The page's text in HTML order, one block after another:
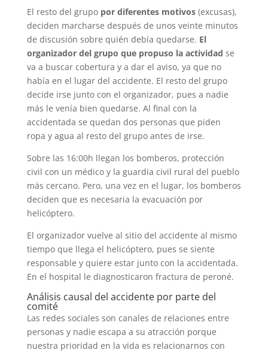
El resto del grupo por diferentes motivos(excusas),
deciden marcharse después de unos veinte minutos
de discusión sobre quién debía quedarse. El
organizador del grupo que propuso la actividad se
va a buscar cobertura y a dar el aviso, ya que no
había en el lugar del accidente. El resto del grupo
decide irse junto con el organizador, pues a nadie
más le venía bien quedarse. Al final con la
accidentada se quedan dos personas que piden
ropa y agua al resto del grupo antes de irse.
Sobre las 16:00h llegan los bomberos, protección
civil con un médico y la guardia civil rural del pueblo
más cercano. Pero, una vez en el lugar, los bomberos
deciden que es necesaria la evacuación por
helicóptero.
El organizador vuelve al sitio del accidente al mismo
tiempo que llega el helicóptero, pues se siente
responsable y quiere estar junto con la accidentada.
En el hospital le diagnosticaron fractura de peroné.
Análisis causal del accidente por parte del
comité
Las redes sociales son canales de relaciones entre
personas y nadie escapa a su atracción porque
nuestra prioridad en la vida es relacionarnos con